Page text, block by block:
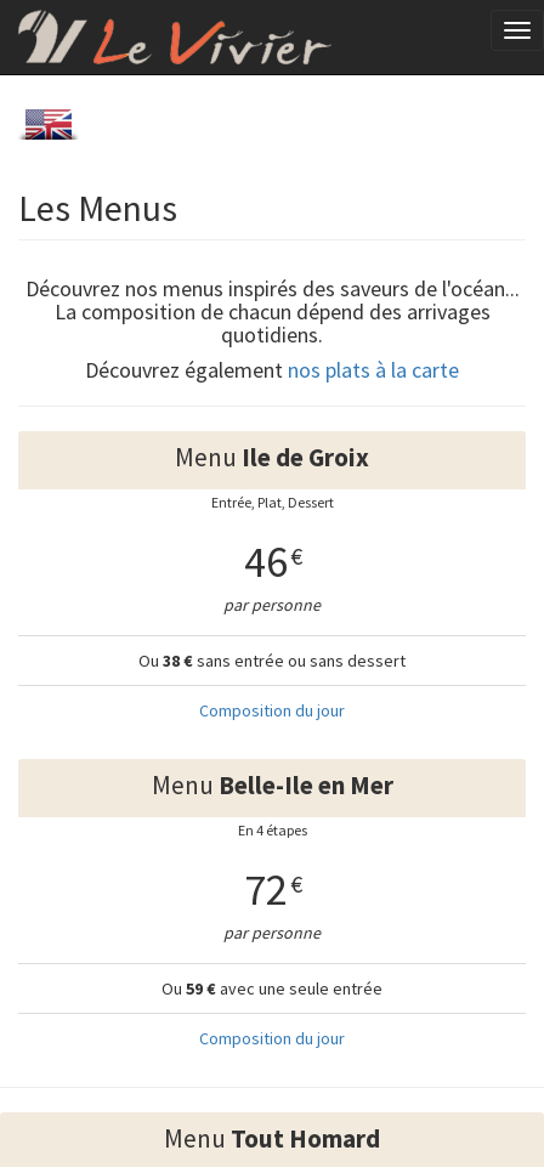
Les Menus
Découvrez nos menus inspirés des saveurs de l'océan...
La composition de chacun dépend des arrivages
quotidiens.
Découvrez également nos plats à la carte
Menu Ile de Groix
Entrée, Plat, Dessert
46€
par personne
Ou 38 €sans entrée ou sans dessert
Composition du jour
Menu Belle-Ile en Mer
En 4 étapes
72€
par personne
Ou 59 €avec une seule entrée
Composition du jour
Menu Tout Homard